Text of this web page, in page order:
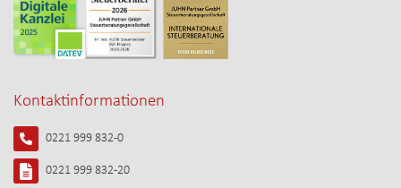
Kontaktinformationen
0221 999 832-0
0221 999 832-20